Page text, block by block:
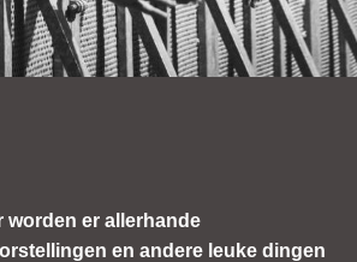
worden er allerhande
en andere leuke dingen